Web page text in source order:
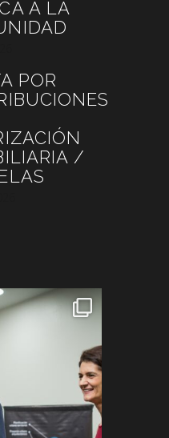
A LA
POR
/